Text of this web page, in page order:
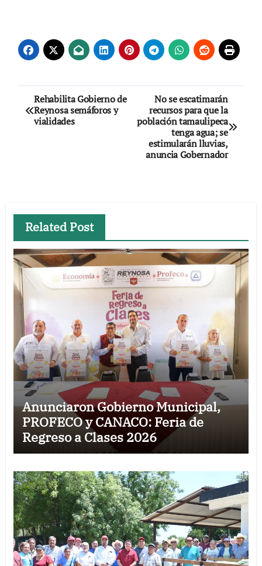
Navegación
de
Rehabilita Gobierno de
Reynosa semáforos y
vialidades
No se escatimarán
recursos para que la
población tamaulipeca
tenga agua; se
estimularán lluvias,
anuncia Gobernador
Related Post
Anunciaron Gobierno Municipal,
PROFECO y CANACO: Feria de
Regreso a Clases 2026